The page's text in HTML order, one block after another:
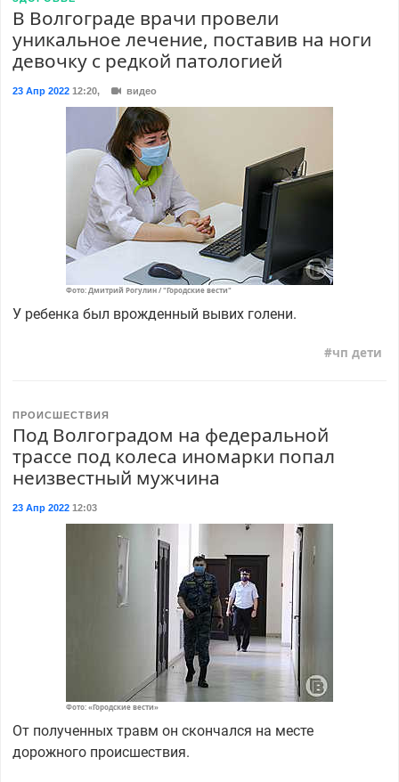
В Волгограде врачи провели
уникальное лечение, поставив на ноги
девочку с редкой патологией
23 Апр 202212:20, видео
Фото: Дмитрий Рогулин / "Городские вести"
У ребенка был врожденный вывих голени.
чп дети
ПРОИСШЕСТВИЯ
Под Волгоградом на федеральной
трассе под колеса иномарки попал
неизвестный мужчина
23 Апр 202212:03
Фото: «Городские вести»
От полученных травм он скончался на месте
дорожного происшествия.